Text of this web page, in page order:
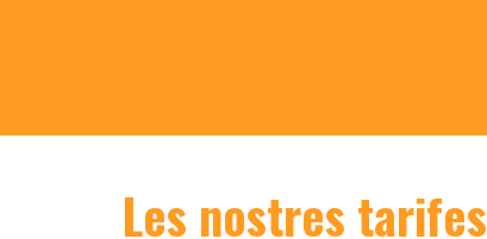
Les nostres tarifes